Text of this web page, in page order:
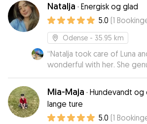
Natalja · Energisk og glad
5.0 (1
Odense - 35.95 km
“Natalja took care of Luna
wonderful with her. She
And Luna had a good
she met her the first time.
walks, played with her, and
loved and safe the entire
booking her again! Thank
Mia-Maja · Hundevandt og
lange ture
5.0 (1